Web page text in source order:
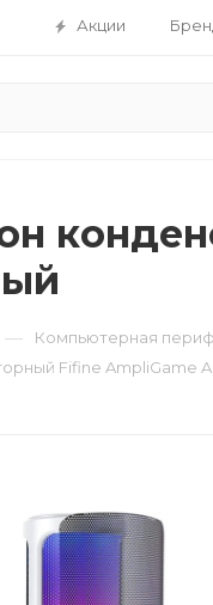
Акции
— Компьютерная
Fifine AmpliGame